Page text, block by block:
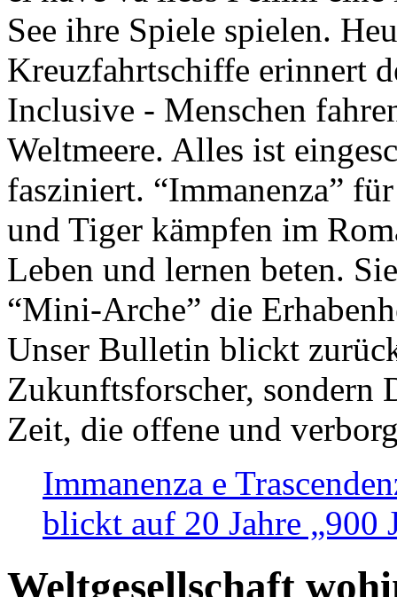
See ihre Spiele spielen.
Kreuzfahrtschiffe erinnert
Inclusive - Menschen
Weltmeere. Alles ist
fasziniert. “Immanenza”
und Tiger kämpfen im
Leben und lernen beten.
“Mini-Arche” die
Unser Bulletin blickt
Zukunftsforscher, sondern
Zeit, die offene und
Immanenza e
blickt auf 20 Jahre „900
Weltgesellschaft